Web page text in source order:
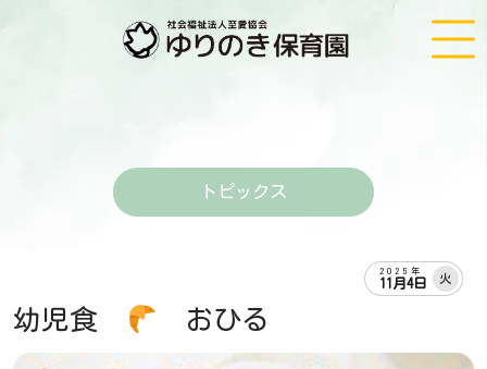
トピックス
2025年
11月4日 火
幼児食 おひる